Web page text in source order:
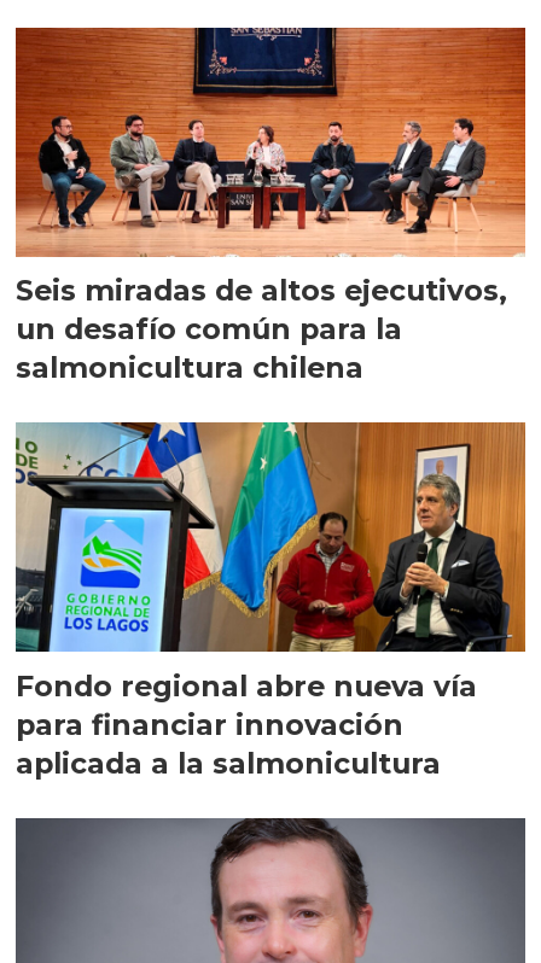
Seis miradas de altos ejecutivos,
un desafío común para la
salmonicultura chilena
Fondo regional abre nueva vía
para financiar innovación
aplicada a la salmonicultura